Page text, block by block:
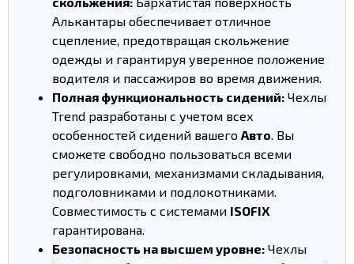
Алькантары обеспечивает отличное
сцепление, предотвращая скольжение
одежды и гарантируя уверенное положение
водителя и пассажиров во время движения.
Полная функциональность сидений: Чехлы
Trend разработаны с учетом всех
особенностей сидений вашего Авто. Вы
сможете свободно пользоваться всеми
регулировками, механизмами складывания,
подголовниками и подлокотниками.
Совместимость с системами ISOFIX
гарантирована.
Безопасность на высшем уровне: Чехлы